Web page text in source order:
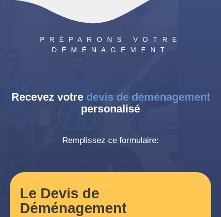
PRÉPARONS VOTRE
DÉMÉNAGEMENT
Recevez votre devis de déménagement
personalisé
Remplissez ce formulaire:
Le Devis de
Déménagement